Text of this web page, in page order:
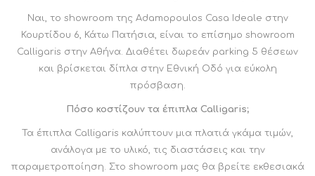
Ναι, το showroom της Adamopoulos Casa Ideale στην
Κουρτίδου 6, Κάτω Πατήσια, είναι το επίσημο showroom
Calligaris στην Αθήνα. Διαθέτει δωρεάν parking 5 θέσεων
και βρίσκεται δίπλα στην Εθνική Οδό για εύκολη
πρόσβαση.
Πόσο κοστίζουν τα έπιπλα Calligaris;
Τα έπιπλα Calligaris καλύπτουν μια πλατιά γκάμα τιμών,
ανάλογα με το υλικό, τις διαστάσεις και την
παραμετροποίηση. Στο showroom μας θα βρείτε εκθεσιακά